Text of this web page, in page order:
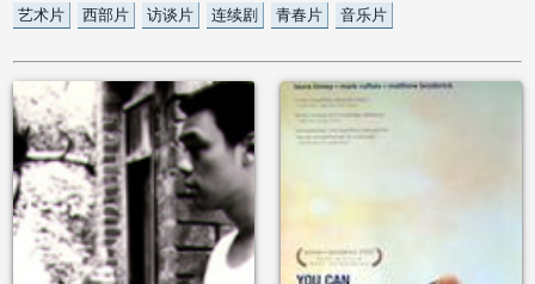
艺术片
西部片 访谈片 连续剧 青春片 音乐片